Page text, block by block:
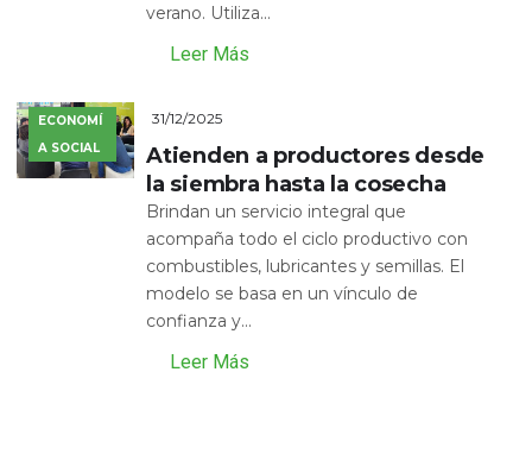
verano. Utiliza...
Leer Más
ECONOMÍ
A SOCIAL
31/12/2025
Atienden a productores desde
la siembra hasta la cosecha
Brindan un servicio integral que
acompaña todo el ciclo productivo con
combustibles, lubricantes y semillas. El
modelo se basa en un vínculo de
confianza y...
Leer Más